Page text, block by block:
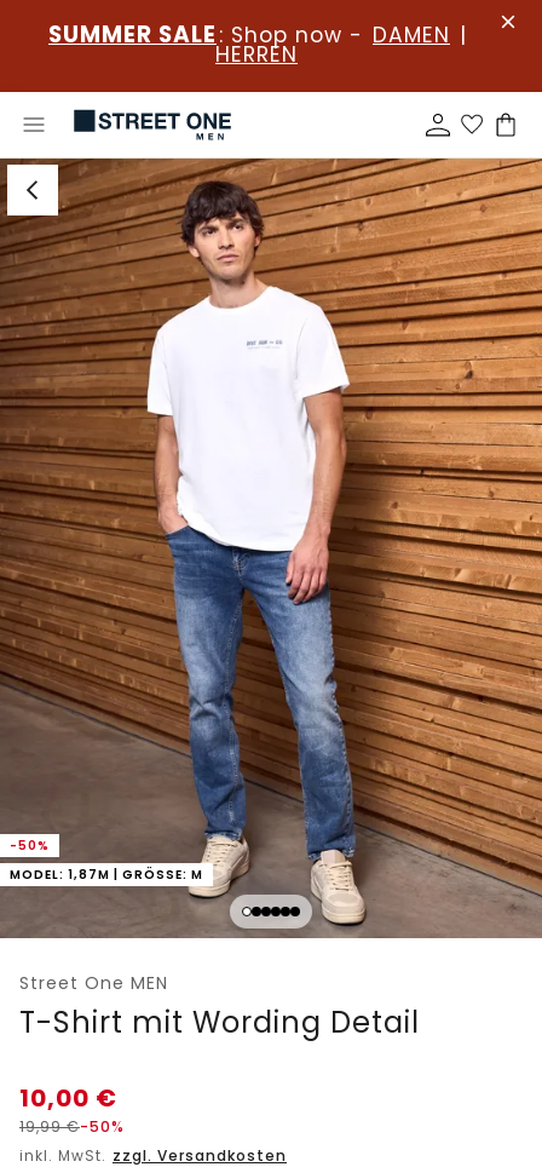
SUMMER SALE : Shop now - DAMEN |
HERREN
-50%
MODEL: 1,87M | GRÖSSE: M
Street One MEN
T-Shirt mit Wording Detail
10,00 €
19,99€-50%
inkl. MwSt. zzgl. Versandkosten